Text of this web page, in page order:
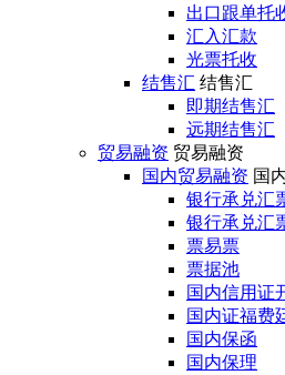
出口跟单托
汇入汇款
光票托收
结售汇 结售汇
即期结售汇
远期结售汇
贸易融资 贸易融资
国内贸易融资 国
银行承兑汇
银行承兑汇
票易票
票据池
国内信用证
国内证福费
国内保函
国内保理